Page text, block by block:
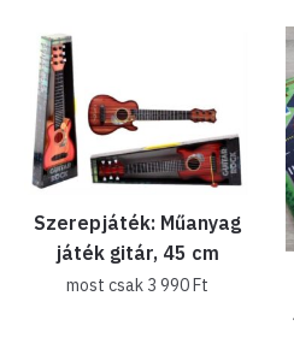
Szerepjáték: Műanyag
játék gitár, 45 cm
most csak 3 990Ft